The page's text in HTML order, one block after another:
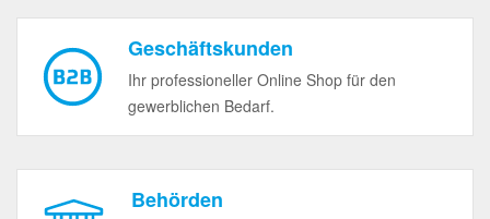
Geschäftskunden
Ihr professioneller Online Shop für den
gewerblichen Bedarf.
Behörden